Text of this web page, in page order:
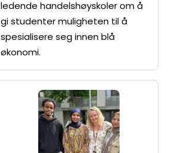
ledende handelshøyskoler om å
gi studenter muligheten til å
spesialisere seg innen blå
økonomi.